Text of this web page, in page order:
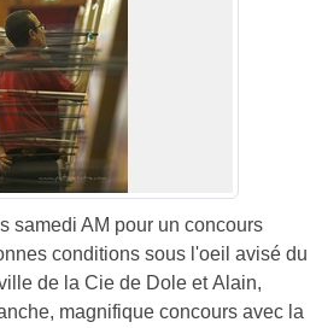
samedi AM pour un concours
conditions sous l'oeil avisé du
de la Cie de Dole et Alain,
magnifique concours avec la